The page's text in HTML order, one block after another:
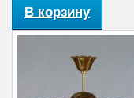
плафонов
В корзину